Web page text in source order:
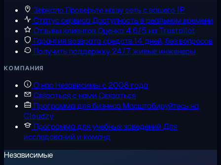
Зеркало Проверьте нашу сеть с вашего IP
Статус сервисаДоступность в реальном времени
Отзывы клиентовОценка 4,6/5 на Trustpilot
Гарантия возврата средств14 дней, без вопросов
Получить поддержку 24/7, живые инженеры
КОМПАНИЯ
О насНезависимы с 2008 года
Связаться с нами Связаться
Программа для бизнесаМасштабируйтесь на
Cloudzy
Программа для учебных заведений Для
исследований и команд
Независимые